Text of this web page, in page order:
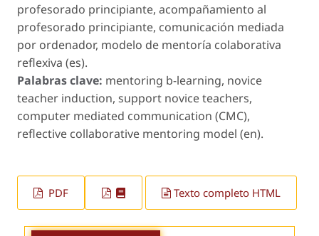
profesorado principiante, acompañamiento al
profesorado principiante, comunicación mediada
por ordenador, modelo de mentoría colaborativa
reflexiva (es).
Palabras clave: mentoring b-learning, novice
teacher induction, support novice teachers,
computer mediated communication (CMC),
reflective collaborative mentoring model (en).
PDF Texto completo HTML